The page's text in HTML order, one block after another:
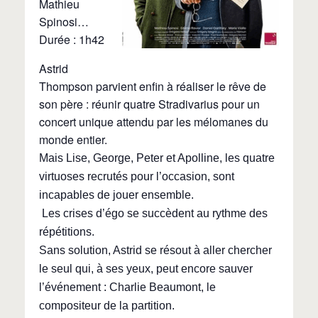
Mathieu
Spinosi…
Durée : 1h42
Astrid
Thompson parvient enfin à réaliser le rêve de
son père : réunir quatre Stradivarius pour un
concert unique attendu par les mélomanes du
monde entier.
Mais Lise, George, Peter et Apolline, les quatre
virtuoses recrutés pour l’occasion, sont
incapables de jouer ensemble.
Les crises d’égo se succèdent au rythme des
répétitions.
Sans solution, Astrid se résout à aller chercher
le seul qui, à ses yeux, peut encore sauver
l’événement : Charlie Beaumont, le
compositeur de la partition.